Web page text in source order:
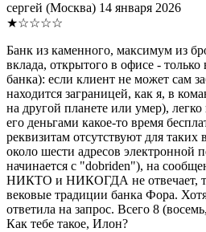
сергей (Москва) 14 января 2026
★☆☆☆☆
Банк из каменного, максимум из
вклада, открытого в офисе -
банка): если клиент не может сам
находится заграницей, как я, в
на другой планете или умер), легко
его деньгами какое-то время
реквизитам отсутствуют для
около шести адресов электронной
начинается с "dobriden"), на
НИКТО и НИКОГДА не отвечает,
вековые традиции банка Фора.
ответила на запрос. Всего 8
Как тебе такое, Илон?